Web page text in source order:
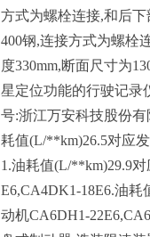
方式为螺栓连接,和后
400钢,连接方式为螺栓
度330mm,断面尺寸为
星定位功能的行驶记录
号:浙江万安科技股份有
耗值(L/**km)26.5对应
1.油耗值(L/**km)29.9
E6,CA4DK1-18E6.油
动机CA6DH1-